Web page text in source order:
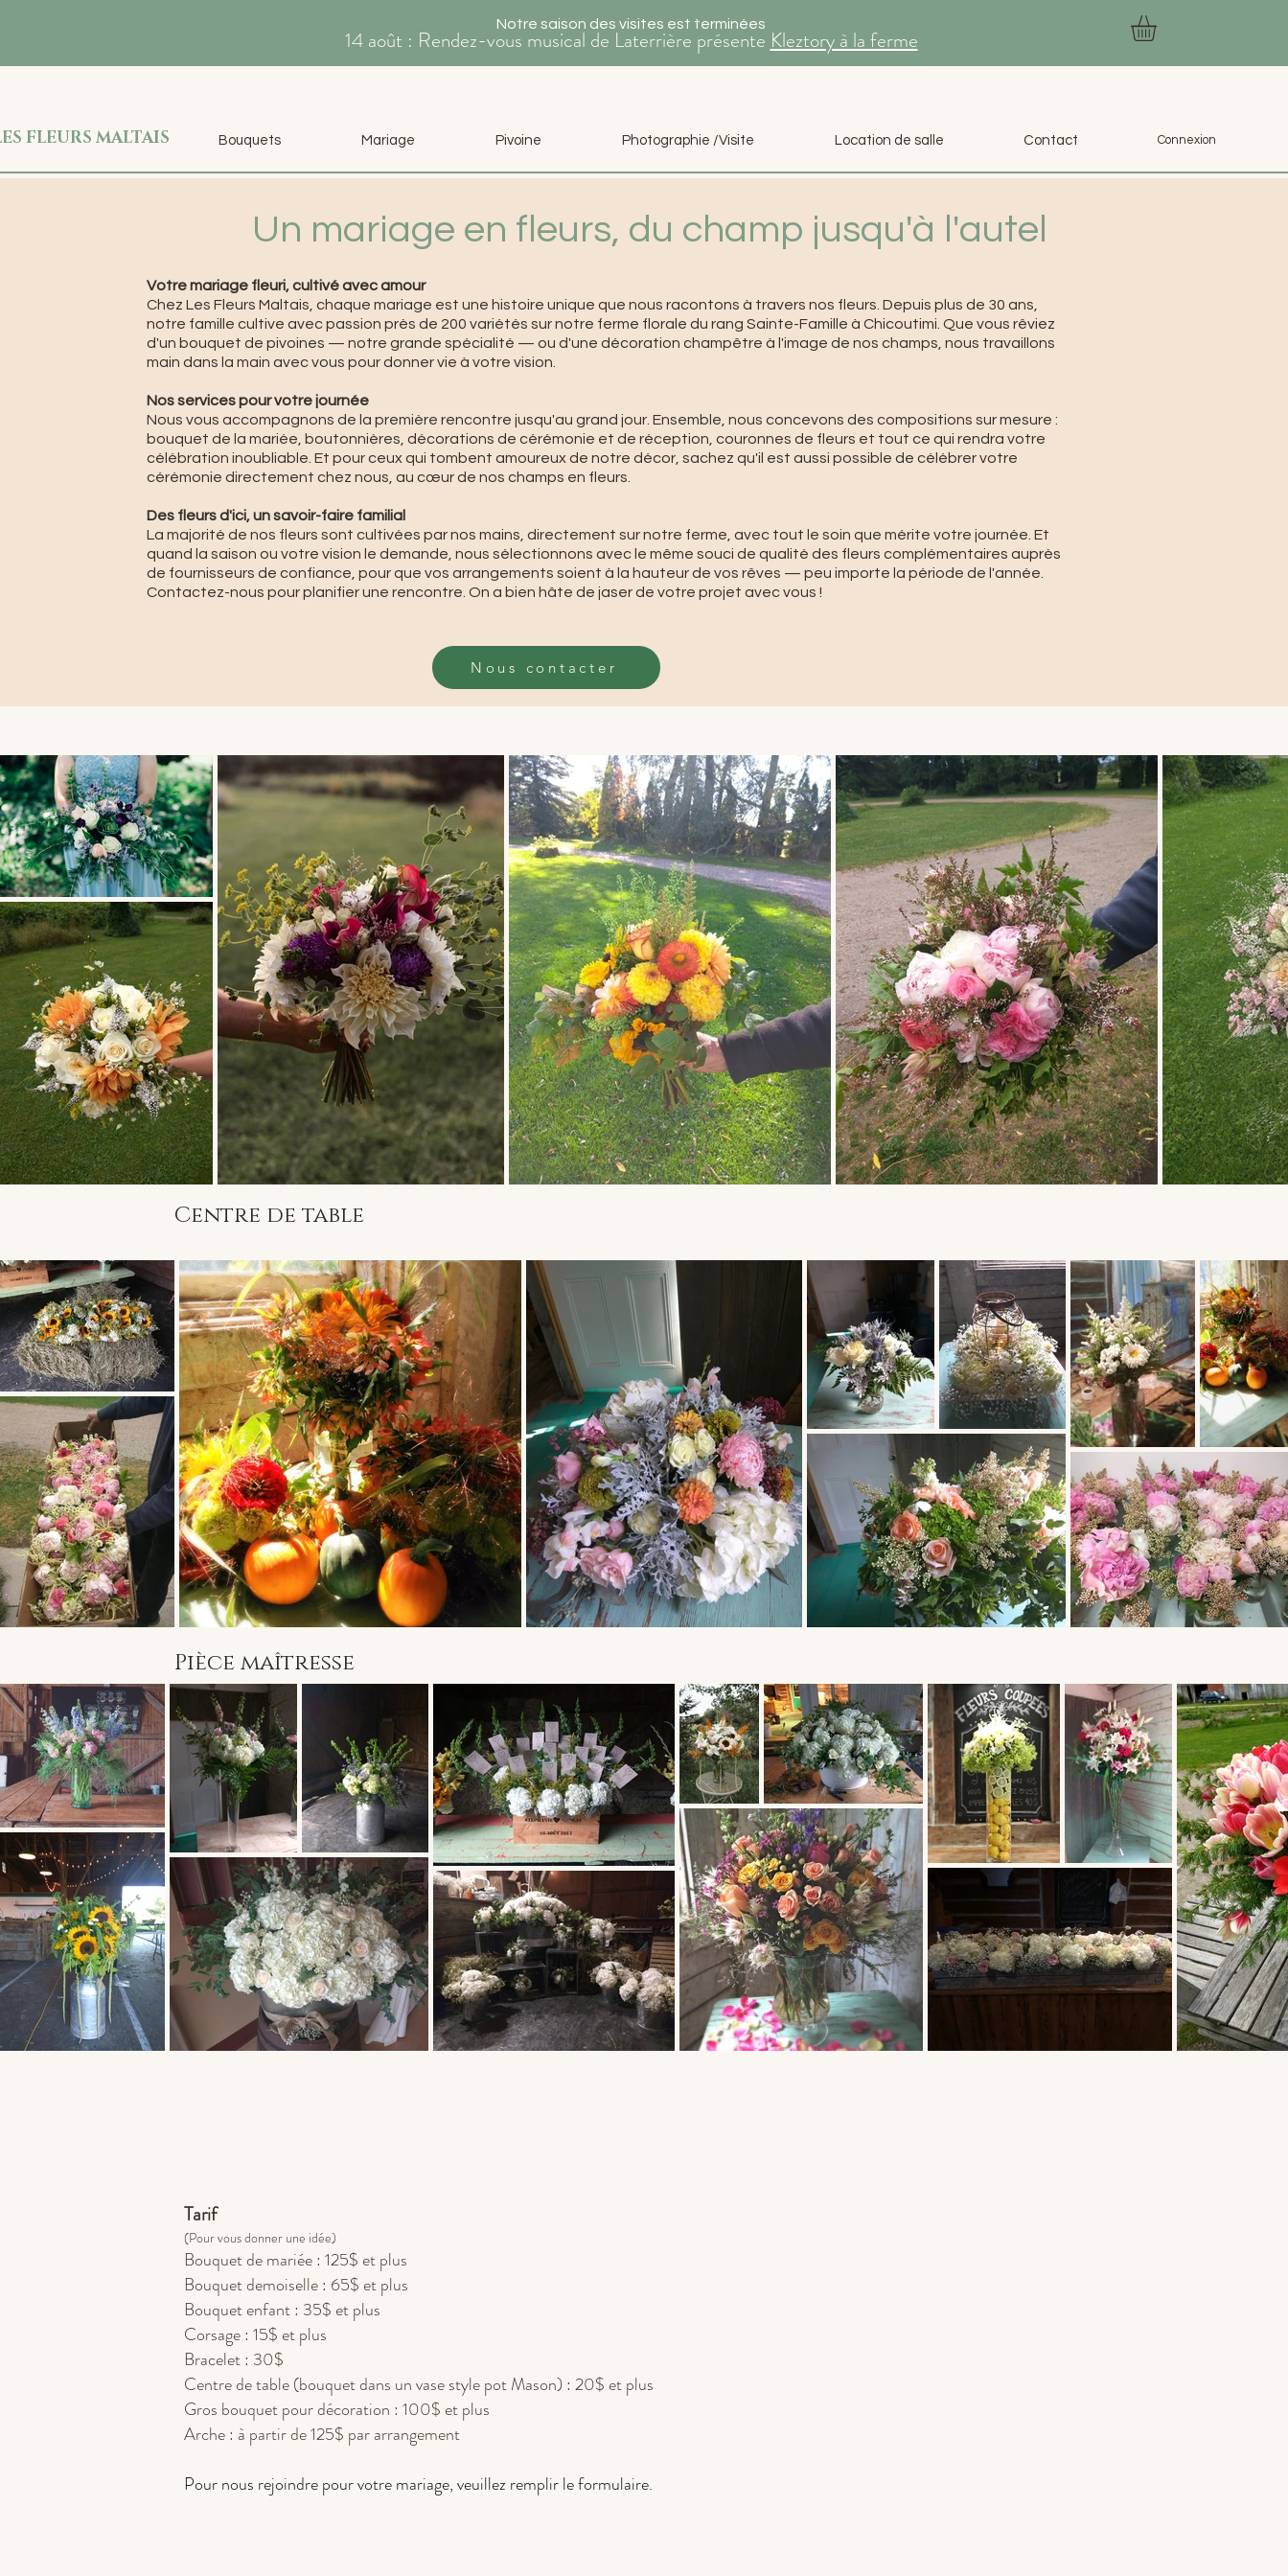
Notre saison des visites est terminées
14 août : Rendez-vous musical de Laterrière présente Kleztory à la ferme
FLEURS MALTAIS Bouquets Mariage Pivoine Photographie /Visite Location de salle Contact Connexion
Un mariage en fleurs, du champ jusqu'à l'autel
Votre mariage fleuri, cultivé avec amour
Chez Les Fleurs Maltais, chaque mariage est une histoire unique que nous racontons à travers nos fleurs. Depuis plus de 30 ans,
notre famille cultive avec passion près de 200 variétés sur notre ferme florale du rang Sainte-Famille à Chicoutimi. Que vous rêviez
d'un bouquet de pivoines — notre grande spécialité — ou d'une décoration champêtre à l'image de nos champs, nous travaillons
main dans la main avec vous pour donner vie à votre vision.
Nos services pour votre journée
Nous vous accompagnons de la première rencontre jusqu'au grand jour. Ensemble, nous concevons des compositions sur mesure :
bouquet de la mariée, boutonnières, décorations de cérémonie et de réception, couronnes de fleurs et tout ce qui rendra votre
célébration inoubliable. Et pour ceux qui tombent amoureux de notre décor, sachez qu'il est aussi possible de célébrer votre
cérémonie directement chez nous, au cœur de nos champs en fleurs.
Des fleurs d'ici, un savoir-faire familial
La majorité de nos fleurs sont cultivées par nos mains, directement sur notre ferme, avec tout le soin que mérite votre journée. Et
quand la saison ou votre vision le demande, nous sélectionnons avec le même souci de qualité des fleurs complémentaires auprès
de fournisseurs de confiance, pour que vos arrangements soient à la hauteur de vos rêves — peu importe la période de l'année.
Contactez-nous pour planifier une rencontre. On a bien hâte de jaser de votre projet avec vous !
Nous contacter
Centre de table
Pièce maîtresse
Tarif
(Pour vous donner une idée)
Bouquet de mariée : 125$ et plus
Bouquet demoiselle : 65$ et plus
Bouquet enfant : 35$ et plus
Corsage : 15$ et plus
Bracelet : 30$
Centre de table (bouquet dans un vase style pot Mason) : 20$ et plus
Gros bouquet pour décoration : 100$ et plus
Arche : à partir de 125$ par arrangement
Pour nous rejoindre pour votre mariage, veuillez remplir le formulaire.